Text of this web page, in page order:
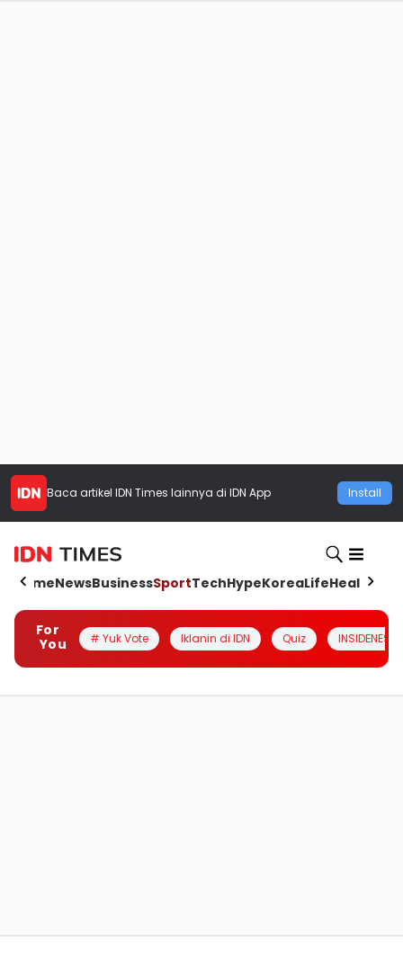
Baca artikel IDN Times lainnya di IDN App Install
HomeNewsBusinessSportTechHypeKoreaLifeHealth
For
You
# Yuk Vote Iklanin di IDN Quiz INSIDENESIA